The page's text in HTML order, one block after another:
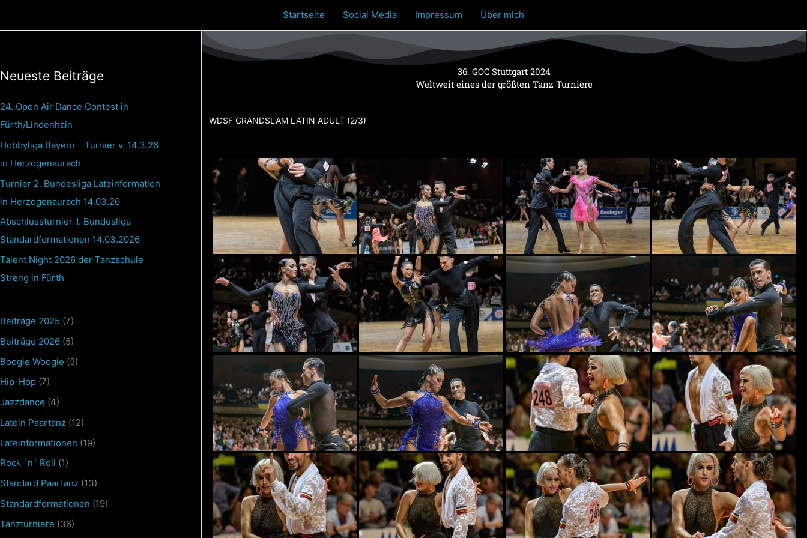
Startseite Social Media Impressum Über mich
Neueste Beiträge
24. Open Air Dance Contest in
Fürth/Lindenhain
Hobbyliga Bayern – Turnier v. 14.3.26
in Herzogenaurach
Turnier 2. Bundesliga Lateinformation
in Herzogenaurach 14.03.26
Abschlussturnier 1. Bundesliga
Standardformationen 14.03.2026
Talent Night 2026 der Tanzschule
Streng in Fürth
Beiträge 2025 (7)
Beiträge 2026 (5)
Boogie Woogie (5)
Hip-Hop (7)
Jazzdance (4)
Latein Paartanz (12)
Lateinformationen (19)
Rock ´n´ Roll (1)
Standard Paartanz (13)
Standardformationen (19)
Tanzturniere (36)
36. GOC Stuttgart 2024
Weltweit eines der größten Tanz Turniere
WDSF GRANDSLAM LATIN ADULT (2/3)